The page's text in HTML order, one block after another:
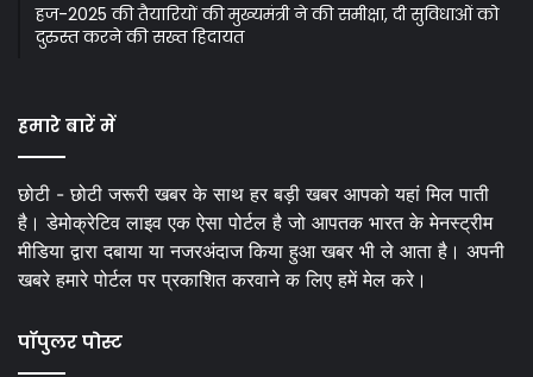
हज-2025 की तैयारियों की मुख्यमंत्री ने की समीक्षा, दी सुविधाओं को
दुरुस्त करने की सख्त हिदायत
हमारे बारें में
छोटी - छोटी जरूरी खबर के साथ हर बड़ी खबर आपको यहां मिल पाती
है। डेमोक्रेटिव लाइव एक ऐसा पोर्टल है जो आपतक भारत के मेनस्ट्रीम
मीडिया द्वारा दबाया या नजरअंदाज किया हुआ खबर भी ले आता है। अपनी
खबरे हमारे पोर्टल पर प्रकाशित करवाने क लिए हमें मेल करे।
पॉपुलर पोस्ट